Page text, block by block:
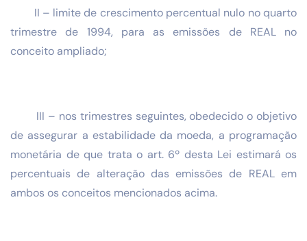
II – limite de crescimento percentual nulo no quarto
trimestre de 1994, para as emissões de REAL no
conceito ampliado;
III – nos trimestres seguintes, obedecido o objetivo
de assegurar a estabilidade da moeda, a programação
monetária de que trata o art. 6º desta Lei estimará os
percentuais de alteração das emissões de REAL em
ambos os conceitos mencionados acima.